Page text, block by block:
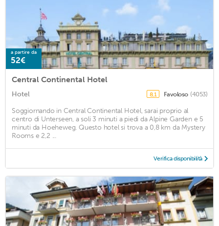
a partire da
52€
Central Continental Hotel
Hotel 8,1 Favoloso (4053)
Soggiornando in Central Continental Hotel, sarai proprio al
centro di Unterseen, a soli 3 minuti a piedi da Alpine Garden e 5
minuti da Hoeheweg. Questo hotel si trova a 0,8 km da Mystery
Rooms e 2,2 ...
Verifica disponibilità